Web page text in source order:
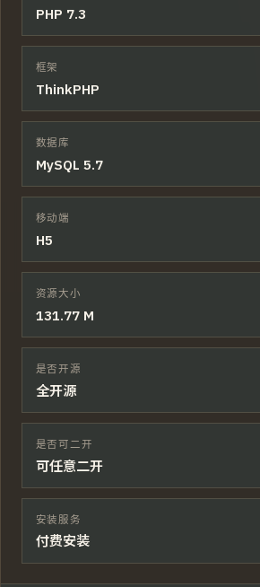
PHP 7.3
框架
ThinkPHP
数据库
MySQL 5.7
移动端
H5
资源大小
131.77 M
是否开源
全开源
是否可二开
可任意二开
安装服务
付费安装